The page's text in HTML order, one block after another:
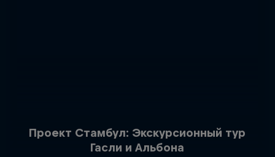
Проект Стамбул: Экскурсионный тур
Гасли и Альбона